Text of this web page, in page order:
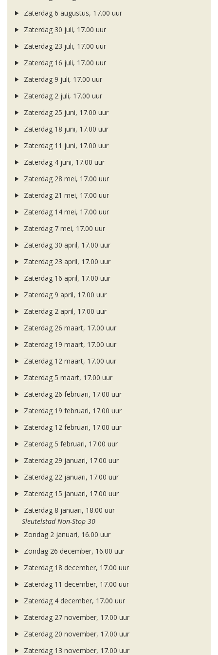
Zaterdag 6 augustus, 17.00 uur
Zaterdag 30 juli, 17.00 uur
Zaterdag 23 juli, 17.00 uur
Zaterdag 16 juli, 17.00 uur
Zaterdag 9 juli, 17.00 uur
Zaterdag 2 juli, 17.00 uur
Zaterdag 25 juni, 17.00 uur
Zaterdag 18 juni, 17.00 uur
Zaterdag 11 juni, 17.00 uur
Zaterdag 4 juni, 17.00 uur
Zaterdag 28 mei, 17.00 uur
Zaterdag 21 mei, 17.00 uur
Zaterdag 14 mei, 17.00 uur
Zaterdag 7 mei, 17.00 uur
Zaterdag 30 april, 17.00 uur
Zaterdag 23 april, 17.00 uur
Zaterdag 16 april, 17.00 uur
Zaterdag 9 april, 17.00 uur
Zaterdag 2 april, 17.00 uur
Zaterdag 26 maart, 17.00 uur
Zaterdag 19 maart, 17.00 uur
Zaterdag 12 maart, 17.00 uur
Zaterdag 5 maart, 17.00 uur
Zaterdag 26 februari, 17.00 uur
Zaterdag 19 februari, 17.00 uur
Zaterdag 12 februari, 17.00 uur
Zaterdag 5 februari, 17.00 uur
Zaterdag 29 januari, 17.00 uur
Zaterdag 22 januari, 17.00 uur
Zaterdag 15 januari, 17.00 uur
Zaterdag 8 januari, 18.00 uur
Sleutelstad Non-Stop 30
Zondag 2 januari, 16.00 uur
Zondag 26 december, 16.00 uur
Zaterdag 18 december, 17.00 uur
Zaterdag 11 december, 17.00 uur
Zaterdag 4 december, 17.00 uur
Zaterdag 27 november, 17.00 uur
Zaterdag 20 november, 17.00 uur
Zaterdag 13 november, 17.00 uur